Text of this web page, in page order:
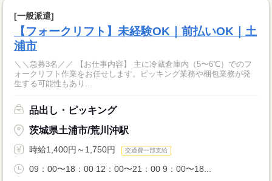
[一般派遣]
【フォークリフト】未経験OK｜前払いOK｜土
浦市
＼＼急募3名／／ 【お仕事内容】 主に冷蔵倉庫内（5〜6℃）でのフ
ォークリフト作業をお任せします。ピッキング業務や梱包業務が発
生する可能性もあり...
品出し・ピッキング
茨城県土浦市/荒川沖駅
時給1,400円～1,750円 交通費一部支給
09：00〜18：00 12：00〜21：00 9：00〜18...